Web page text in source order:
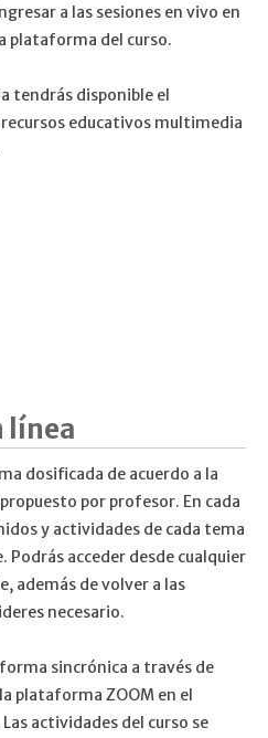
a las sesiones en vivo en
plataforma del curso.
tendrás disponible el
educativos multimedia
línea
dosificada de acuerdo a la
por profesor. En cada
y actividades de cada tema
acceder desde cualquier
además de volver a las
necesario.
sincrónica a través de
plataforma ZOOM en el
actividades del curso se